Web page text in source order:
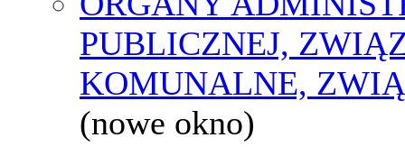
PUBLICZNEJ,
KOMUNALNE,
(nowe okno)